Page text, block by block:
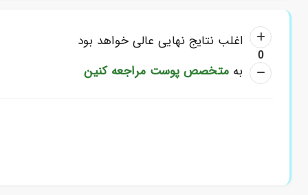
0
اغلب نتایج نهایی عالی خواهد بود
بهمتخصص پوست مراجعه کنین